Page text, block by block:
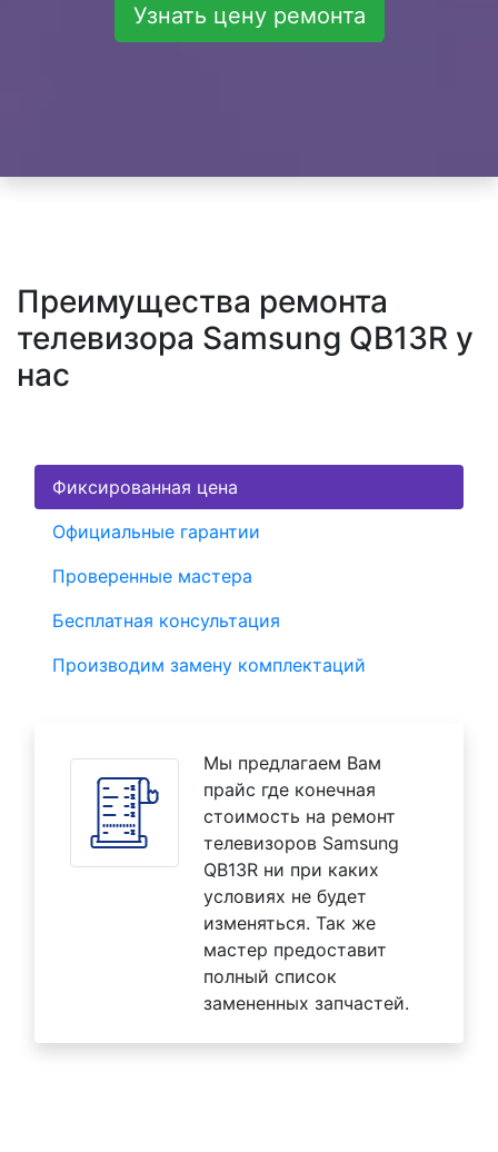
Узнать цену ремонта
Преимущества ремонта
телевизора Samsung QB13R у
нас
Фиксированная цена
Официальные гарантии
Проверенные мастера
Бесплатная консультация
Производим замену комплектаций
Мы предлагаем Вам
прайс где конечная
стоимость на ремонт
телевизоров Samsung
QB13R ни при каких
условиях не будет
изменяться. Так же
мастер предоставит
полный список
замененных запчастей.